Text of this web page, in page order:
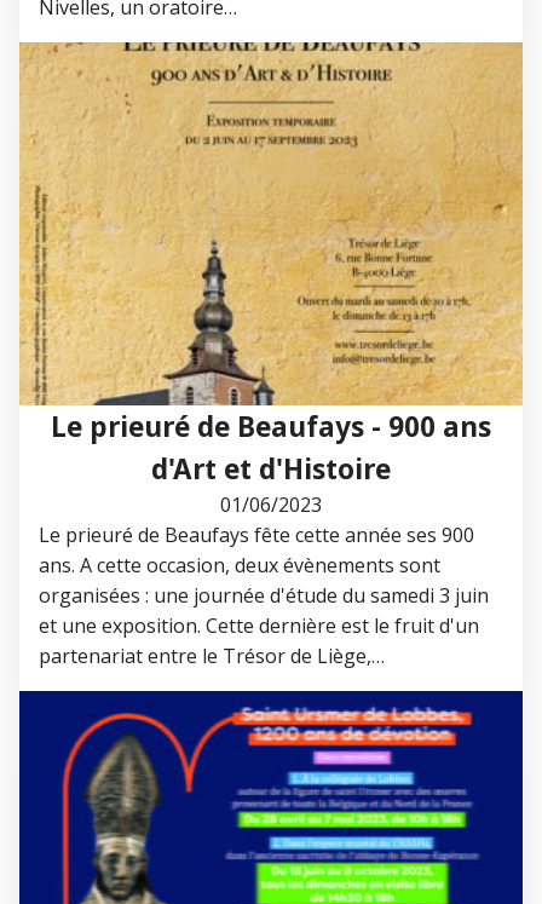
Nivelles, un oratoire…
Le prieuré de Beaufays - 900 ans
d'Art et d'Histoire
01/06/2023
Le prieuré de Beaufays fête cette année ses 900
ans. A cette occasion, deux évènements sont
organisées : une journée d'étude du samedi 3 juin
et une exposition. Cette dernière est le fruit d'un
partenariat entre le Trésor de Liège,…